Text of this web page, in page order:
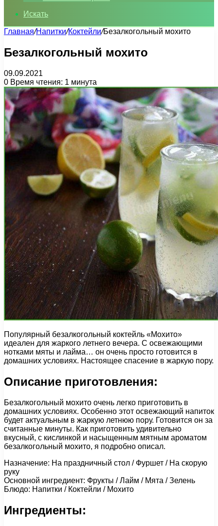
Искать
Главная/Напитки/Коктейли/Безалкогольный мохито
Безалкогольный мохито
09.09.2021
0 Время чтения: 1 минута
Популярный безалкогольный коктейль «Мохито»
идеален для жаркого летнего вечера. С освежающими
нотками мяты и лайма… он очень просто готовится в
домашних условиях. Настоящее спасение в жаркую пору.
Описание приготовления:
Безалкогольный мохито очень легко приготовить в
домашних условиях. Особенно этот освежающий напиток
будет актуальным в жаркую летнюю пору. Готовится он за
считанные минуты. Как приготовить удивительно
вкусный, с кислинкой и насыщенным мятным ароматом
безалкогольный мохито, я подробно описал.
Назначение: На праздничный стол / Фуршет / На скорую
руку
Основной ингредиент: Фрукты / Лайм / Мята / Зелень
Блюдо: Напитки / Коктейли / Мохито
Ингредиенты: